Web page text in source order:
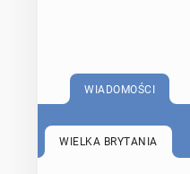
WIADOMOŚCI
WIELKA BRYTANIA